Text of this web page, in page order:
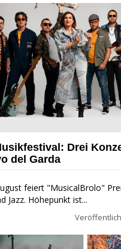
Garda: Die "Dirotta su
Drei
del Garda
feiert "MusicalBrolo"
Jazz. Höhepunkt ist...